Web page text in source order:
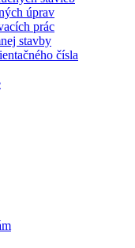
úprav
prác
stavby
čísla